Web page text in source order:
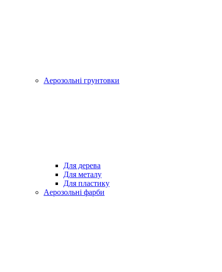
Аерозольні грунтовки
Для дерева
Для металу
Для пластику
Аерозольні фарби